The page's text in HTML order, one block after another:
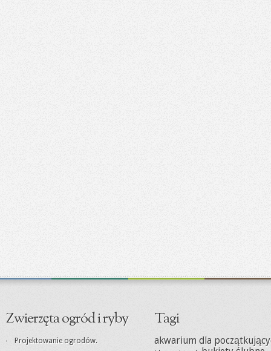
Zwierzęta ogród i ryby
Projektowanie ogrodów.
Tagi
akwarium dla